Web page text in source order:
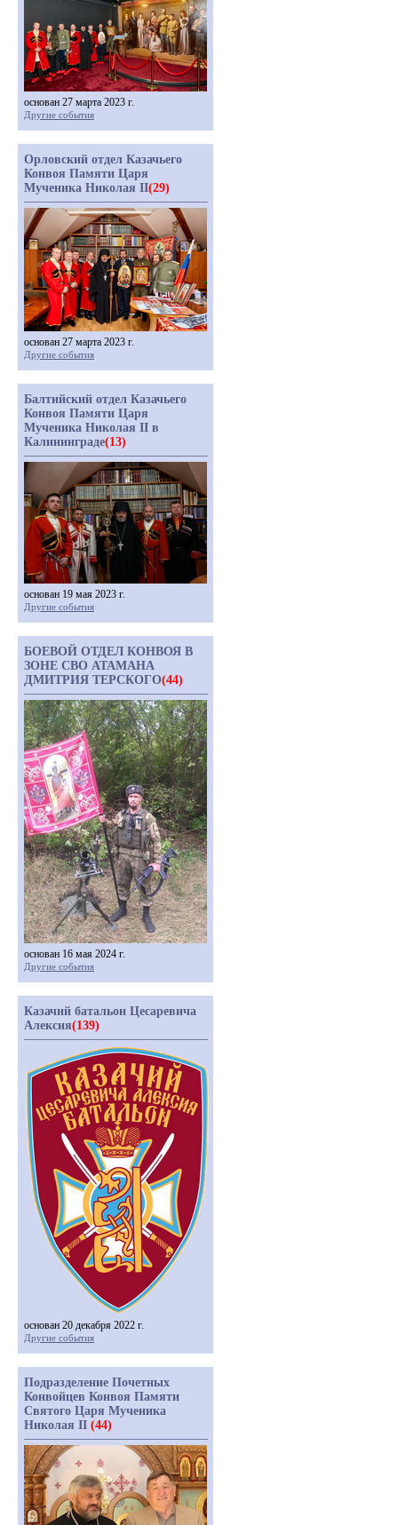
основан 27 марта 2023 г.
Другие события
Орловский отдел Казачьего
Конвоя Памяти Царя
Мученика Николая II(29)
основан 27 марта 2023 г.
Другие события
Балтийский отдел Казачьего
Конвоя Памяти Царя
Мученика Николая II в
Калининграде(13)
основан 19 мая 2023 г.
Другие события
БОЕВОЙ ОТДЕЛ КОНВОЯ В
ЗОНЕ СВО АТАМАНА
ДМИТРИЯ ТЕРСКОГО(44)
основан 16 мая 2024 г.
Другие события
Казачий батальон Цесаревича
Алексия(139)
основан 20 декабря 2022 г.
Другие события
Подразделение Почетных
Конвойцев Конвоя Памяти
Святого Царя Мученика
Николая II (44)